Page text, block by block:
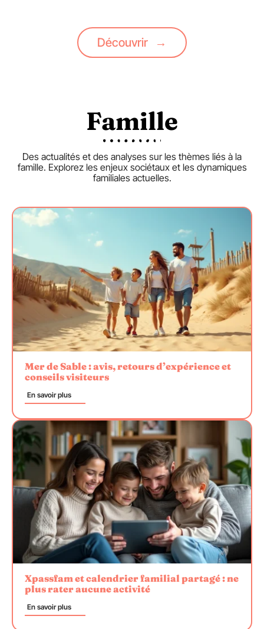
Découvrir
Famille
Des actualités et des analyses sur les thèmes liés à la
famille. Explorez les enjeux sociétaux et les dynamiques
familiales actuelles.
Mer de Sable : avis, retours d’expérience et
conseils visiteurs
En savoir plus
Xpassfam et calendrier familial partagé : ne
plus rater aucune activité
En savoir plus